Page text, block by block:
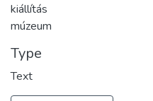
kiállítás
múzeum
Type
Text